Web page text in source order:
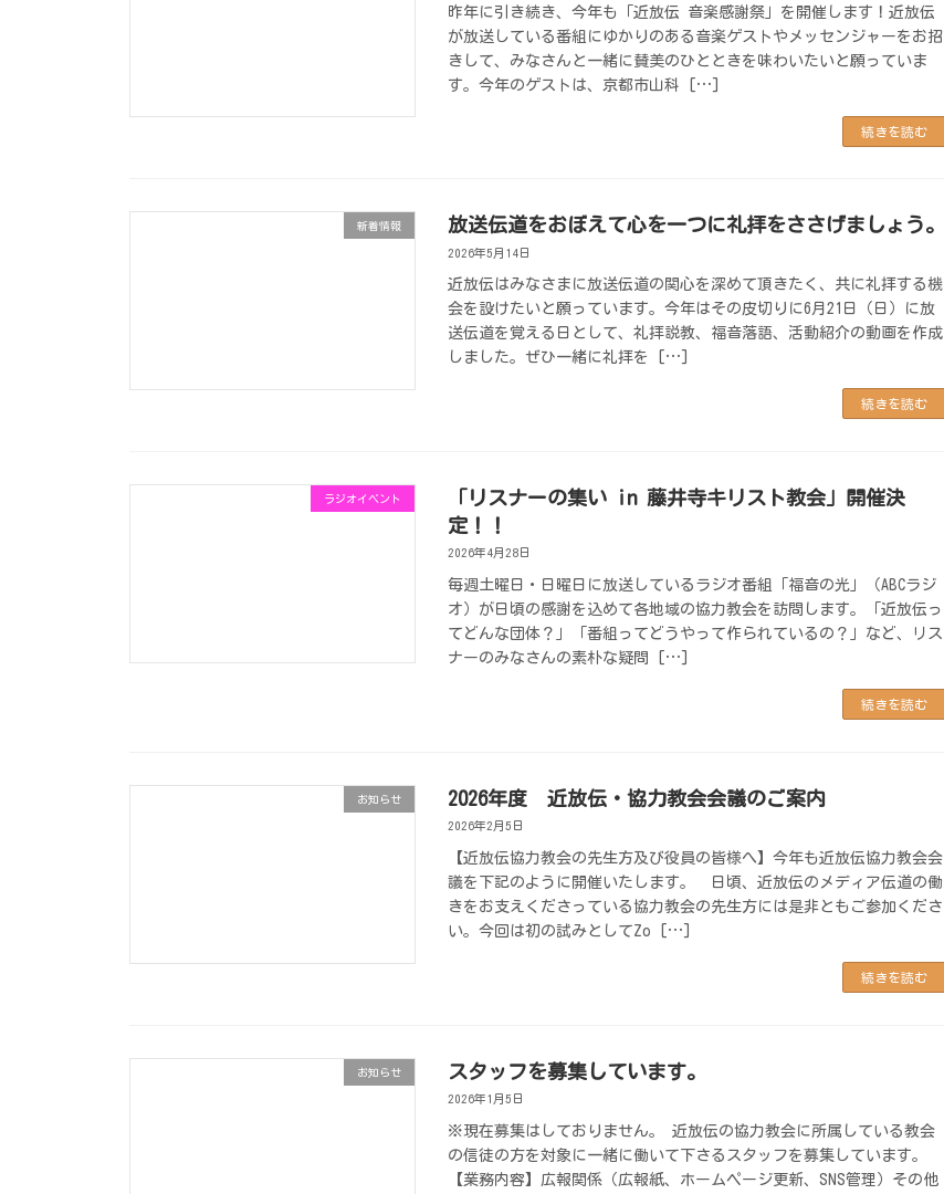
昨年に引き続き、今年も「近放伝 音楽感謝祭」を開催します！近放伝
が放送している番組にゆかりのある音楽ゲストやメッセンジャーをお招
きして、みなさんと一緒に賛美のひとときを味わいたいと願っていま
す。今年のゲストは、京都市山科 […]
続きを読む
新着情報 放送伝道をおぼえて心を一つに礼拝をささげましょう。
2026年5月14日
近放伝はみなさまに放送伝道の関心を深めて頂きたく、共に礼拝する機
会を設けたいと願っています。今年はその皮切りに6月21日（日）に放
送伝道を覚える日として、礼拝説教、福音落語、活動紹介の動画を作成
しました。ぜひ一緒に礼拝を […]
続きを読む
ラジオイベント
「リスナーの集い in 藤井寺キリスト教会」開催決
定！！
2026年4月28日
毎週土曜日・日曜日に放送しているラジオ番組「福音の光」（ABCラジ
オ）が日頃の感謝を込めて各地域の協力教会を訪問します。「近放伝っ
てどんな団体？」「番組ってどうやって作られているの？」など、リス
ナーのみなさんの素朴な疑問 […]
続きを読む
お知らせ 2026年度 近放伝・協力教会会議のご案内
2026年2月5日
【近放伝協力教会の先生方及び役員の皆様へ】今年も近放伝協力教会会
議を下記のように開催いたします。 日頃、近放伝のメディア伝道の働
きをお支えくださっている協力教会の先生方には是非ともご参加くださ
い。今回は初の試みとしてZo […]
続きを読む
お知らせ スタッフを募集しています。
2026年1月5日
※現在募集はしておりません。 近放伝の協力教会に所属している教会
の信徒の方を対象に一緒に働いて下さるスタッフを募集しています。
【業務内容】広報関係（広報紙、ホームページ更新、SNS管理）その他